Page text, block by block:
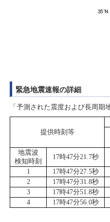
緊急地震速報の詳細
「予測された震度および長周
提供時刻等
地震波
検知時刻
17時47分21.7秒
1
17時47分27.5秒
2
17時47分31.8秒
3
17時47分51.8秒
4
17時47分56.0秒